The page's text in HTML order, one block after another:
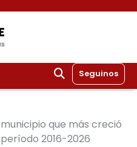
Seguinos
que más creció
2016-2026